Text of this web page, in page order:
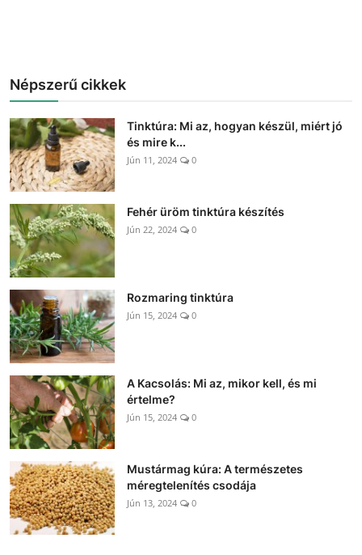
Népszerű cikkek
Tinktúra: Mi az, hogyan készül, miért jó
és mire k...
Jún 11, 2024 0
Fehér üröm tinktúra készítés
Jún 22, 2024 0
Rozmaring tinktúra
Jún 15, 2024 0
A Kacsolás: Mi az, mikor kell, és mi
értelme?
Jún 15, 2024 0
Mustármag kúra: A természetes
méregtelenítés csodája
Jún 13, 2024 0